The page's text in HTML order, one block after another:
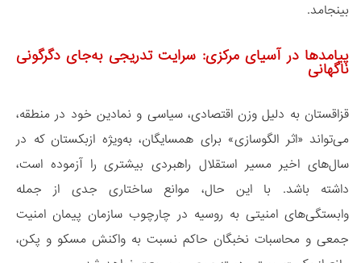
بینجامد.
پیامدها در آسیای مرکزی: سرایت تدریجی به‌جای دگرگونی
ناگهانی
قزاقستان به دلیل وزن اقتصادی، سیاسی و نمادین خود در منطقه،
می‌تواند «اثر الگوسازی» برای همسایگان، به‌ویژه ازبکستان که در
سال‌های اخیر مسیر استقلال راهبردی بیشتری را آزموده است،
داشته باشد. با این حال، موانع ساختاری جدی از جمله
وابستگی‌های امنیتی به روسیه در چارچوب سازمان پیمان امنیت
جمعی و محاسبات نخبگان حاکم نسبت به واکنش مسکو و پکن،